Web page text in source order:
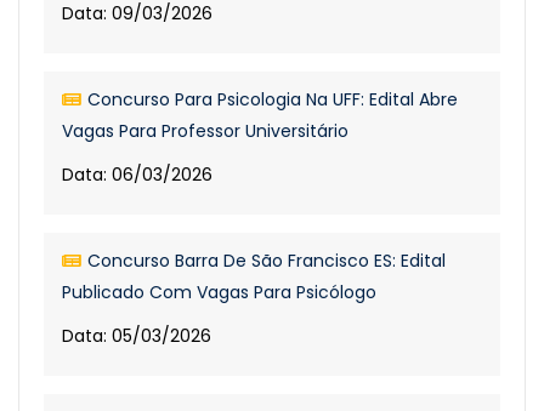
Data: 09/03/2026
Concurso Para Psicologia Na UFF: Edital Abre
Vagas Para Professor Universitário
Data: 06/03/2026
Concurso Barra De São Francisco ES: Edital
Publicado Com Vagas Para Psicólogo
Data: 05/03/2026